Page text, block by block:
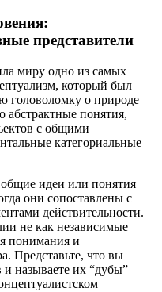
представители
миру одно из самых
который был
головоломку о природе
абстрактные понятия,
с общими
категориальные
идеи или понятия
они сопоставлены с
действительности.
не как независимые
понимания и
Представьте, что вы
и называете их “дубы” –